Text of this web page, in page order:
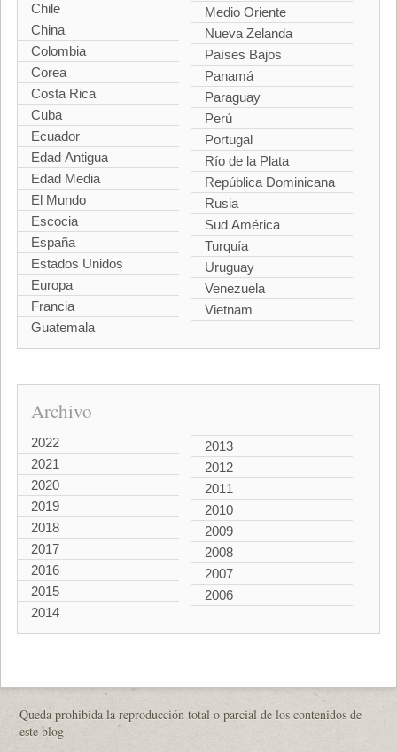
Chile
China
Colombia
Corea
Costa Rica
Cuba
Ecuador
Edad Antigua
Edad Media
El Mundo
Escocia
España
Estados Unidos
Europa
Francia
Guatemala
Medio Oriente
Nueva Zelanda
Países Bajos
Panamá
Paraguay
Perú
Portugal
Río de la Plata
República Dominicana
Rusia
Sud América
Turquía
Uruguay
Venezuela
Vietnam
Archivo
2022
2021
2020
2019
2018
2017
2016
2015
2014
2013
2012
2011
2010
2009
2008
2007
2006
Queda prohibida la reproducción total o parcial de los contenidos de
este blog